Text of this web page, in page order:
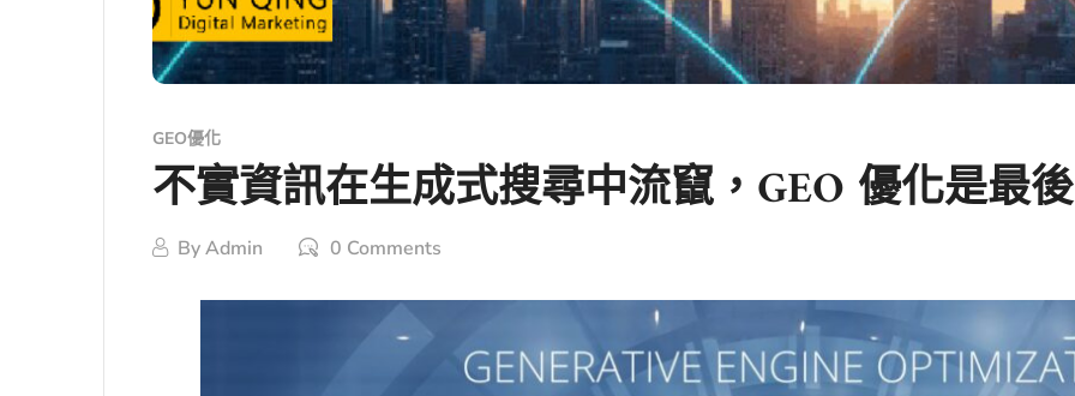
GEO優化
不實資訊在生成式搜尋中流竄，GEO 優化是最
ByAdmin 0 Comments